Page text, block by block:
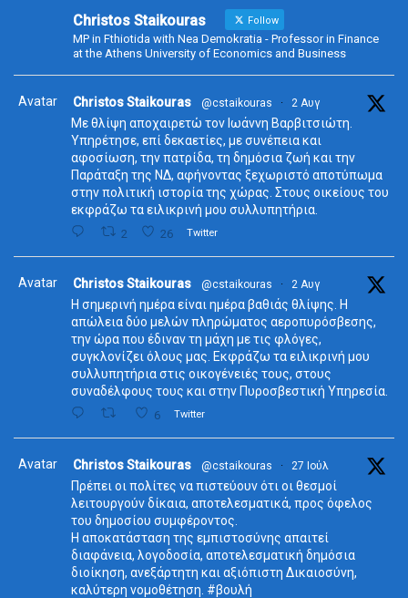
Christos Staikouras Follow
MP in Fthiotida with Nea Demokratia - Professor in Finance
at the Athens University of Economics and Business
Avatar Christos Staikouras @cstaikouras · 2 Αυγ
Με θλίψη αποχαιρετώ τον Ιωάννη Βαρβιτσιώτη.
Υπηρέτησε, επί δεκαετίες, με συνέπεια και
αφοσίωση, την πατρίδα, τη δημόσια ζωή και την
Παράταξη της ΝΔ, αφήνοντας ξεχωριστό αποτύπωμα
στην πολιτική ιστορία της χώρας. Στους οικείους του
εκφράζω τα ειλικρινή μου συλλυπητήρια.
2 26 Twitter
Avatar Christos Staikouras @cstaikouras · 2 Αυγ
Η σημερινή ημέρα είναι ημέρα βαθιάς θλίψης. Η
απώλεια δύο μελών πληρώματος αεροπυρόσβεσης,
την ώρα που έδιναν τη μάχη με τις φλόγες,
συγκλονίζει όλους μας. Εκφράζω τα ειλικρινή μου
συλλυπητήρια στις οικογένειές τους, στους
συναδέλφους τους και στην Πυροσβεστική Υπηρεσία.
6 Twitter
Avatar Christos Staikouras @cstaikouras · 27 Ιούλ
Πρέπει οι πολίτες να πιστεύουν ότι οι θεσμοί
λειτουργούν δίκαια, αποτελεσματικά, προς όφελος
του δημοσίου συμφέροντος.
Η αποκατάσταση της εμπιστοσύνης απαιτεί
διαφάνεια, λογοδοσία, αποτελεσματική δημόσια
διοίκηση, ανεξάρτητη και αξιόπιστη Δικαιοσύνη,
καλύτερη νομοθέτηση. #βουλή